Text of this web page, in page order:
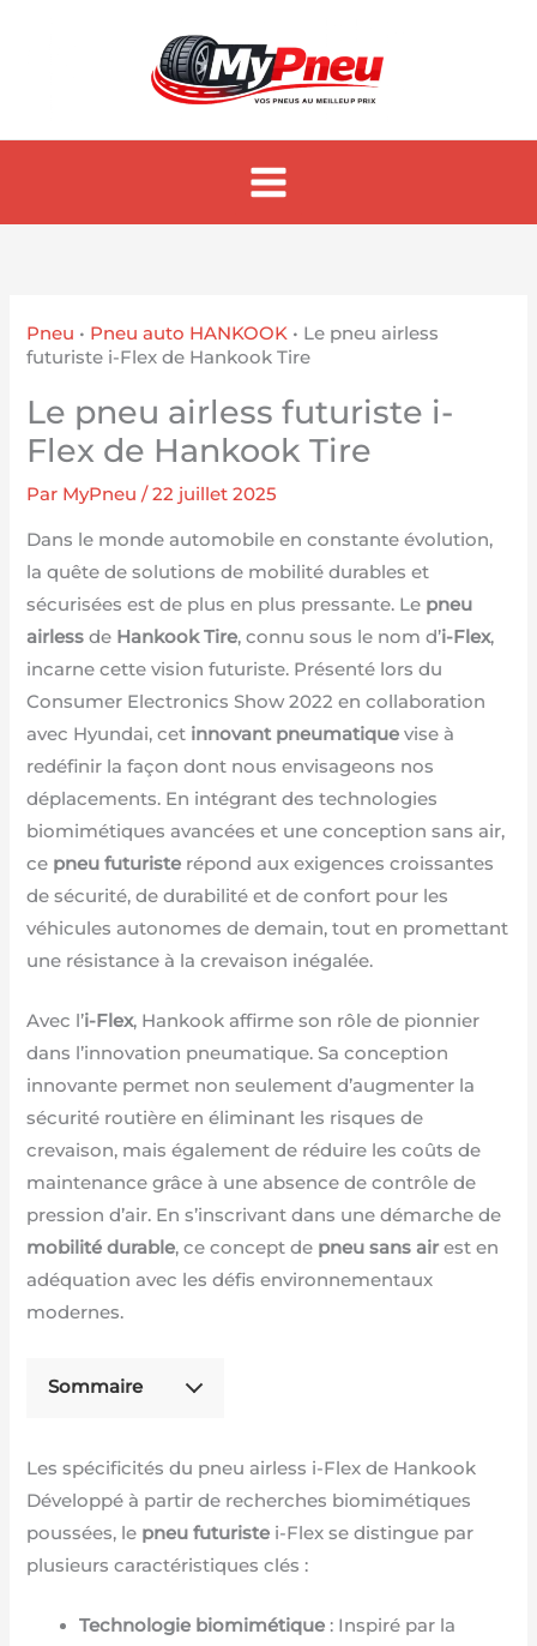
Pneu • Pneu auto HANKOOK • Le pneu airless
futuriste i-Flex de Hankook Tire
Le pneu airless futuriste i-
Flex de Hankook Tire
Par MyPneu/22 juillet 2025
Dans le monde automobile en constante évolution,
la quête de solutions de mobilité durables et
sécurisées est de plus en plus pressante. Le pneu
airless de Hankook Tire, connu sous le nom d’i-Flex,
incarne cette vision futuriste. Présenté lors du
Consumer Electronics Show 2022 en collaboration
avec Hyundai, cet innovant pneumatique vise à
redéfinir la façon dont nous envisageons nos
déplacements. En intégrant des technologies
biomimétiques avancées et une conception sans air,
ce pneu futuriste répond aux exigences croissantes
de sécurité, de durabilité et de confort pour les
véhicules autonomes de demain, tout en promettant
une résistance à la crevaison inégalée.
Avec l’i-Flex, Hankook affirme son rôle de pionnier
dans l’innovation pneumatique. Sa conception
innovante permet non seulement d’augmenter la
sécurité routière en éliminant les risques de
crevaison, mais également de réduire les coûts de
maintenance grâce à une absence de contrôle de
pression d’air. En s’inscrivant dans une démarche de
mobilité durable, ce concept de pneu sans airest en
adéquation avec les défis environnementaux
modernes.
Sommaire
Les spécificités du pneu airless i-Flex de Hankook
Développé à partir de recherches biomimétiques
poussées, le pneu futuriste i-Flex se distingue par
plusieurs caractéristiques clés :
Technologie biomimétique : Inspiré par la